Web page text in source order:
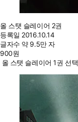
올 스탯 슬레이어 2권
등록일 2016.10.14
글자수 약 9.5만 자
900원
올 스탯 슬레이어 1권 선택